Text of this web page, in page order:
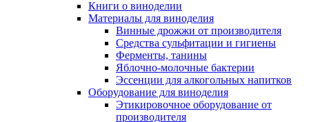
Книги о виноделии
Материалы для виноделия
Винные дрожжи от производителя
Средства сульфитации и гигиены
Ферменты, танины
Яблочно-молочные бактерии
Эссенции для алкогольных напитков
Оборудование для виноделия
Этикировочное оборудование от
производителя